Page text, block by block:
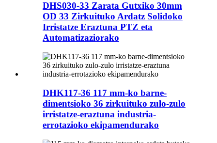
DHS030-33 Zarata Gutxiko 30mm
OD 33 Zirkuituko Ardatz Solidoko
Irristatze Eraztuna PTZ eta
Automatizaziorako
DHK117-36 117 mm-ko barne-
dimentsioko 36 zirkuituko zulo-zulo
irristatze-eraztuna industria-
errotazioko ekipamendurako